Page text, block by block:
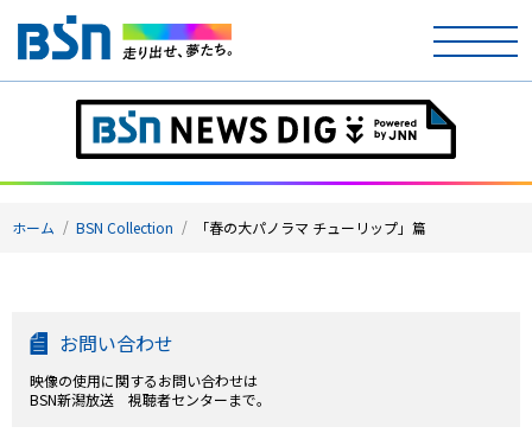
ホーム
テレビ
ラジオ
イベント
ニュース
ホーム BSN Collection 「春の大パノラマ チューリップ」篇
お問い合わせ
映像の使用に関するお問い合わせは
BSN新潟放送 視聴者センターまで。